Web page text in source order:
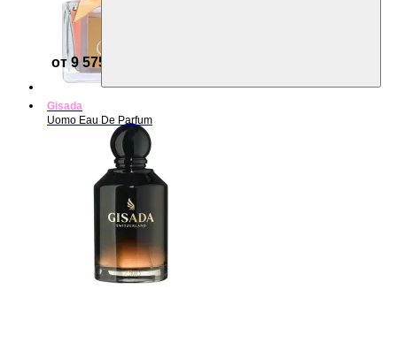
от 9 575 ₽
Gisada
Uomo Eau De Parfum